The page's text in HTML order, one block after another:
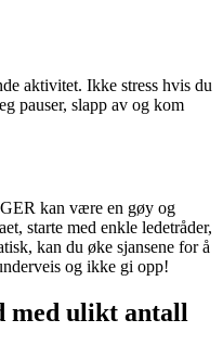
aktivitet. Ikke stress hvis du
pauser, slapp av og kom
kan være en gøy og
starte med enkle ledetråder,
kan du øke sjansene for å
og ikke gi opp!
med ulikt antall